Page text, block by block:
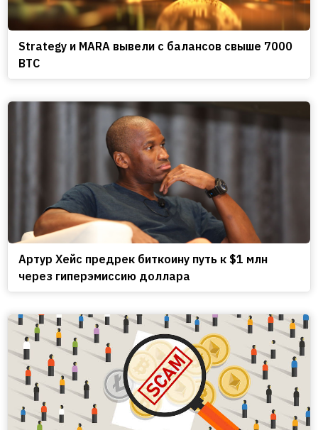
Strategy и MARA вывели с балансов свыше 7000
BTC
Артур Хейс предрек биткоину путь к $1 млн
через гиперэмиссию доллара